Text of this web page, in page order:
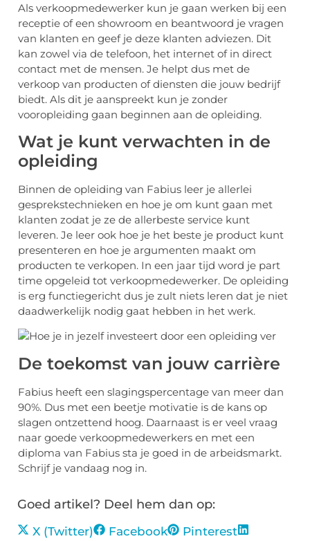
Als verkoopmedewerker kun je gaan werken bij een
receptie of een showroom en beantwoord je vragen
van klanten en geef je deze klanten adviezen. Dit
kan zowel via de telefoon, het internet of in direct
contact met de mensen. Je helpt dus met de
verkoop van producten of diensten die jouw bedrijf
biedt. Als dit je aanspreekt kun je zonder
vooropleiding gaan beginnen aan de opleiding.
Wat je kunt verwachten in de
opleiding
Binnen de opleiding van Fabius leer je allerlei
gesprekstechnieken en hoe je om kunt gaan met
klanten zodat je ze de allerbeste service kunt
leveren. Je leer ook hoe je het beste je product kunt
presenteren en hoe je argumenten maakt om
producten te verkopen. In een jaar tijd word je part
time opgeleid tot verkoopmedewerker. De opleiding
is erg functiegericht dus je zult niets leren dat je niet
daadwerkelijk nodig gaat hebben in het werk.
De toekomst van jouw carrière
Fabius heeft een slagingspercentage van meer dan
90%. Dus met een beetje motivatie is de kans op
slagen ontzettend hoog. Daarnaast is er veel vraag
naar goede verkoopmedewerkers en met een
diploma van Fabius sta je goed in de arbeidsmarkt.
Schrijf je vandaag nog in.
Goed artikel? Deel hem dan op:
X (Twitter) Facebook
Pinterest